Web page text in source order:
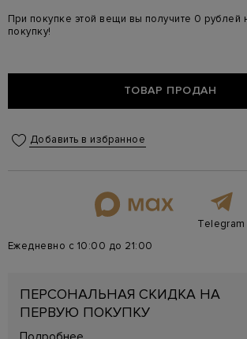
При покупке этой вещи вы получите 0
покупку!
ТОВАР ПРОДАН
Добавить в избранное
Telegram
Ежедневно с 10:00 до 21:00
ПЕРСОНАЛЬНАЯ СКИДКА НА
ПЕРВУЮ ПОКУПКУ